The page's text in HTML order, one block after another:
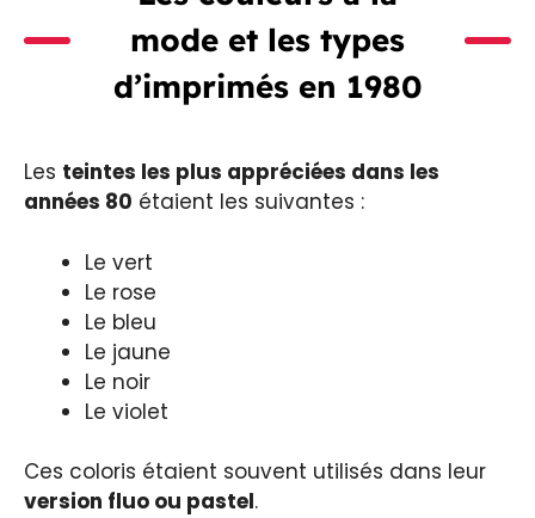
mode et les types
d’imprimés en 1980
Les teintes les plus appréciées dans les
années 80 étaient les suivantes :
Le vert
Le rose
Le bleu
Le jaune
Le noir
Le violet
Ces coloris étaient souvent utilisés dans leur
version fluo ou pastel.